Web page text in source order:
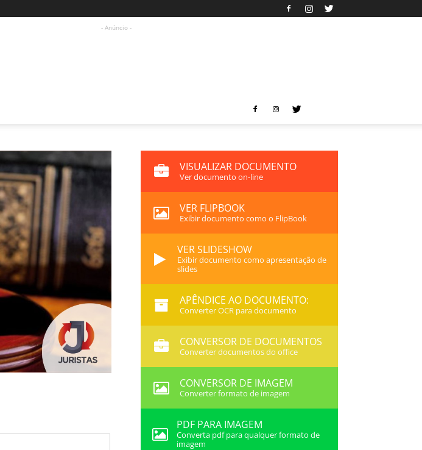
- Anúncio -
VISUALIZAR DOCUMENTO
Ver documento on-line
VER FLIPBOOK
Exibir documento como o FlipBook
VER SLIDESHOW
Exibir documento como apresentação de
slides
APÊNDICE AO DOCUMENTO:
Converter OCR para documento
CONVERSOR DE DOCUMENTOS
Converter documentos do office
CONVERSOR DE IMAGEM
Converter formato de imagem
PDF PARA IMAGEM
Converta pdf para qualquer formato de
imagem